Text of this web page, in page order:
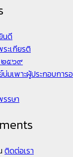
นดี
ะเกียรติ
๒๕๖๙
บ่มเพาะผู้ประกอบกา
รษา
ติดต่อเรา